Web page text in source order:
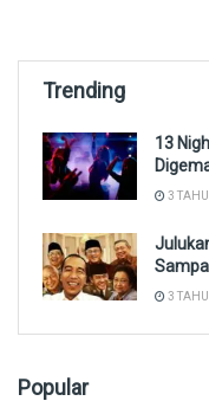
Trending
13
3
3
Popular